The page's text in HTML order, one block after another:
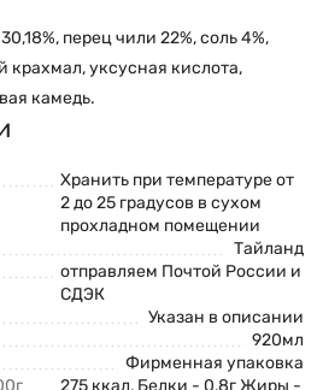
перец чили 22%, соль 4%,
крахмал, уксусная кислота,
камедь.
Хранить при температуре от
2 до 25 градусов в сухом
прохладном помещении
Тайланд
отправляем Почтой России и
СДЭК
Указан в описании
920мл
Фирменная упаковка
275 ккал, Белки - 0,8г Жиры -